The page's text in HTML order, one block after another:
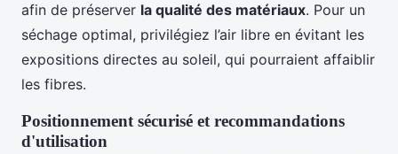
afin de préserver la qualité des matériaux. Pour un
séchage optimal, privilégiez l’air libre en évitant les
expositions directes au soleil, qui pourraient affaiblir
les fibres.
Positionnement sécurisé et recommandations
d'utilisation